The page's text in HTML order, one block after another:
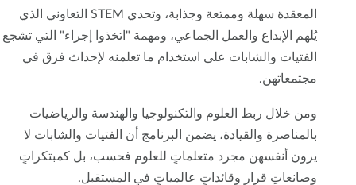
المعقدة سهلة وممتعة وجذابة، وتحدي STEM التعاوني الذي
يُلهم الإبداع والعمل الجماعي، ومهمة "اتخذوا إجراء" التي تشجع
الفتيات والشابات على استخدام ما تعلمنه لإحداث فرق في
مجتمعاتهن.
ومن خلال ربط العلوم والتكنولوجيا والهندسة والرياضيات
بالمناصرة والقيادة، يضمن البرنامج أن الفتيات والشابات لا
يرون أنفسهن مجرد متعلماتٍ للعلوم فحسب، بل كمبتكراتٍ
وصانعاتِ قرارٍ وقائداتٍ عالمياتٍ في المستقبل.